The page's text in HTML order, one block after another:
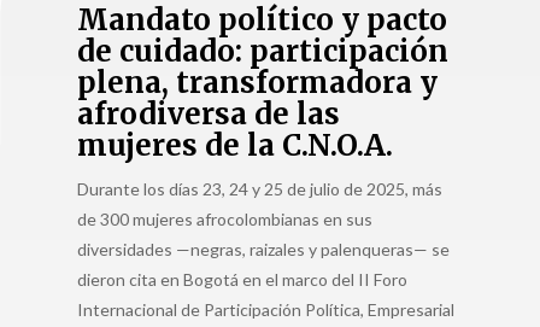
Mandato político y pacto
de cuidado: participación
plena, transformadora y
afrodiversa de las
mujeres de la C.N.O.A.
Durante los días 23, 24 y 25 de julio de 2025, más
de 300 mujeres afrocolombianas en sus
diversidades —negras, raizales y palenqueras— se
dieron cita en Bogotá en el marco del II Foro
Internacional de Participación Política, Empresarial